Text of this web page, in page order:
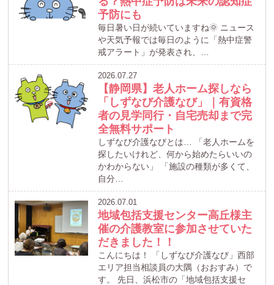
予防にも
毎日暑い日が続いていますね🌞 ニュース
や天気予報では毎日のように「熱中症警
戒アラート」が発表され、…
2026.07.27
【静岡県】老人ホーム探しなら
「しずなび介護なび」｜有資格
者の見学同行・自宅売却まで完
全無料サポート
しずなび介護なびとは… 「老人ホームを
探したいけれど、何から始めたらいいの
かわからない」 「施設の種類が多くて、
自分…
2026.07.01
地域包括支援センター高丘様主
催の介護教室に参加させていた
だきました！！
こんにちは！ 「しずなび介護なび」西部
エリア担当相談員の大隅（おおすみ）で
す。 先日、浜松市の「地域包括支援セ